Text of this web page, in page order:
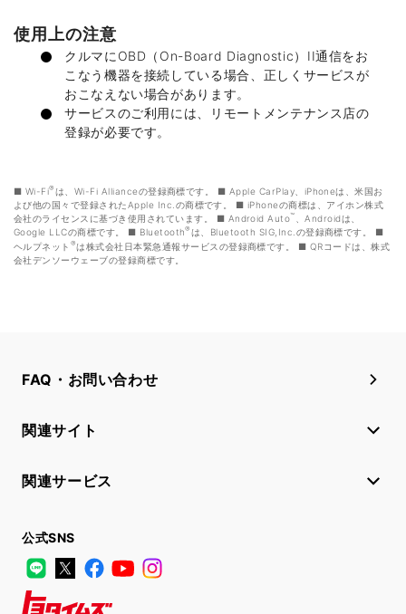
使用上の注意
クルマにOBD（On-Board Diagnostic）II通信をお
こなう機器を接続している場合、正しくサービスが
おこなえない場合があります。
サービスのご利用には、リモートメンテナンス店の
登録が必要です。
Wi-Fi® は、Wi-Fi Allianceの登録商標です。
Apple CarPlay、iPhoneは、米国お
よび他の国々で登録されたApple Inc.の商標です。
iPhoneの商標は、アイホン株式
会社のライセンスに基づき使用されています。
Android Auto™
、Androidは、
Google LLCの商標です。
Bluetooth® は、Bluetooth SIG,Inc.の登録商標です。
ヘルプネット ®は株式会社日本緊急通報サービスの登録商標です。
QRコードは、株式
会社デンソーウェーブの登録商標です。
FAQ・お問い合わせ
関連サイト
関連サービス
公式SNS
LINE
X FacebookYouTube